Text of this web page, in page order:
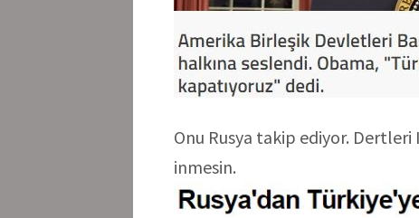
Onu Rusya takip ediyor. Dertleri
inmesin.